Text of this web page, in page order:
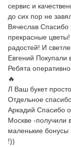
сервис и
до сих пор не
Вячеслав
прекрасные
радостей! И
Евгений Покупали
Ребята
🔥
Л Ваш букет
Отдельное
Аркадий Спасибо
Москве -получили
маленькие
!))